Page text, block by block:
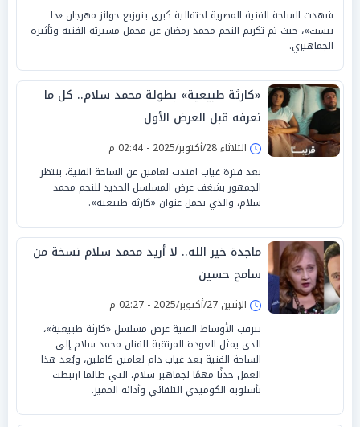
شهدت الساحة الفنية المصرية احتفالية كبرى بتوزيع جوائز مهرجان «ذا
بيست»، حيث تم تكريم النجم محمد رمضان عن مجمل مسيرته الفنية وتأثيره
الجماهيري.
«كارثة طبيعية» بطولة محمد سلام.. كل ما
نعرفه قبل العرض الأول
الثلاثاء 28/أكتوبر/2025 - 02:44 م
بعد فترة غياب امتدت لعامين عن الساحة الفنية، ينتظر
الجمهور بشغف عرض المسلسل الجديد للنجم محمد
سلام، والذي يحمل عنوان «كارثة طبيعية».
ماجدة خير الله.. لا أريد محمد سلام نسخة من
سامح حسين
الإثنين 27/أكتوبر/2025 - 02:27 م
تترقب الأوساط الفنية عرض مسلسل «كارثة طبيعية»،
الذي يمثل العودة المرتقبة للفنان محمد سلام إلى
الساحة الفنية بعد غياب دام لعامين كاملين، ويُعد هذا
العمل حدثًا مهمًا لجماهير سلام، التي طالما ارتبطت
بأسلوبه الكوميدي التلقائي وأدائه المميز.